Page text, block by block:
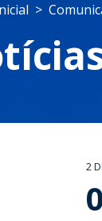
2